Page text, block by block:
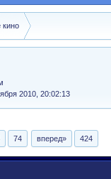
кино
2010, 20:02:13
74 вперед» 424